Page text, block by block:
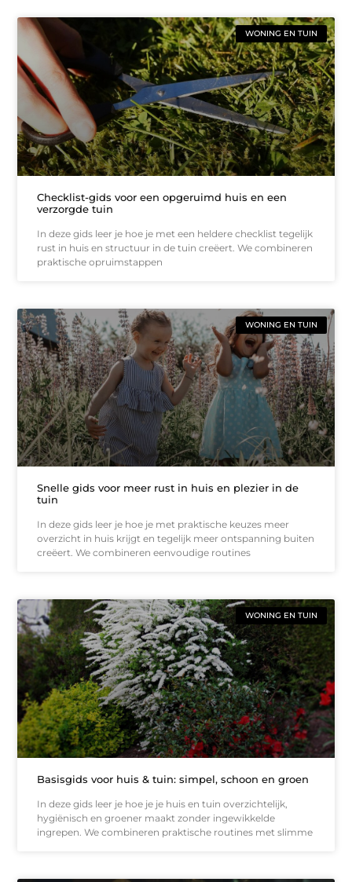
WONING EN TUIN
Checklist-gids voor een opgeruimd huis en een
verzorgde tuin
In deze gids leer je hoe je met een heldere checklist tegelijk
rust in huis en structuur in de tuin creëert. We combineren
praktische opruimstappen
WONING EN TUIN
Snelle gids voor meer rust in huis en plezier in de
tuin
In deze gids leer je hoe je met praktische keuzes meer
overzicht in huis krijgt en tegelijk meer ontspanning buiten
creëert. We combineren eenvoudige routines
WONING EN TUIN
Basisgids voor huis & tuin: simpel, schoon en groen
In deze gids leer je hoe je je huis en tuin overzichtelijk,
hygiënisch en groener maakt zonder ingewikkelde
ingrepen. We combineren praktische routines met slimme